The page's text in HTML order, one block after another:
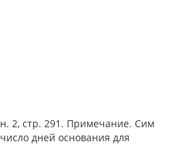
2, стр. 291. Примечание. Сим
дней основания для